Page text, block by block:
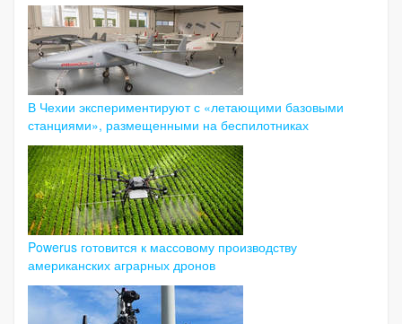
В Чехии экспериментируют с «летающими базовыми
станциями», размещенными на беспилотниках
Powerus готовится к массовому производству
американских аграрных дронов